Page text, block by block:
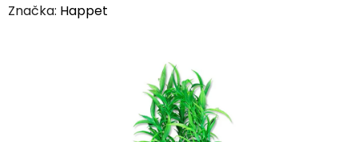
hodnocení
Značka: Happet